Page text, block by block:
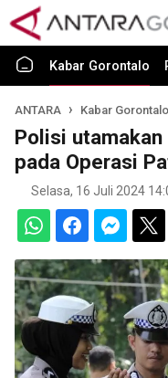
Kabar Gorontalo
ANTARA Kabar Gorontalo
Polisi
pada Operasi
Selasa, 16 Juli 2024